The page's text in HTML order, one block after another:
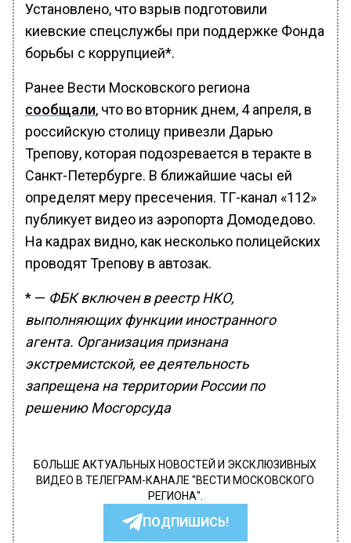
Установлено, что взрыв подготовили
киевские спецслужбы при поддержке Фонда
борьбы с коррупцией*.
Ранее Вести Московского региона
сообщали, что во вторник днем, 4 апреля, в
российскую столицу привезли Дарью
Трепову, которая подозревается в теракте в
Санкт-Петербурге. В ближайшие часы ей
определят меру пресечения. ТГ-канал «112»
публикует видео из аэропорта Домодедово.
На кадрах видно, как несколько полицейских
проводят Трепову в автозак.
* — ФБК включен в реестр НКО,
выполняющих функции иностранного
агента. Организация признана
экстремистской, ее деятельность
запрещена на территории России по
решению Мосгорсуда
БОЛЬШЕ АКТУАЛЬНЫХ НОВОСТЕЙ И ЭКСКЛЮЗИВНЫХ
ВИДЕО В ТЕЛЕГРАМ-КАНАЛЕ "ВЕСТИ МОСКОВСКОГО
РЕГИОНА".
ПОДПИШИСЬ!